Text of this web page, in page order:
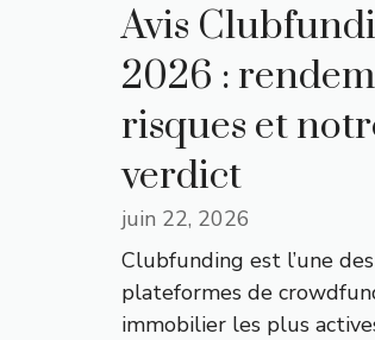
Avis
2026 :
risques et
verdict
juin 22, 2026
Clubfunding est l’une des
plateformes de
immobilier les plus